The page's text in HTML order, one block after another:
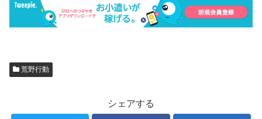
荒野行動
シェアする